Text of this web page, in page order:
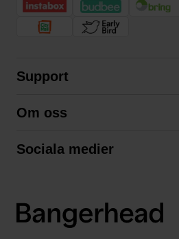
Support
Köpvillkor
Om oss
Våra fraktalternativ
Sociala medier
LinkedIn